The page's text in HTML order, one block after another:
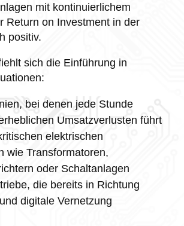
mit kontinuierlichem
Return on Investment in der
positiv.
sich die Einführung in
bei denen jede Stunde
Umsatzverlusten führt
elektrischen
wie Transformatoren,
oder Schaltanlagen
die bereits in Richtung
digitale Vernetzung